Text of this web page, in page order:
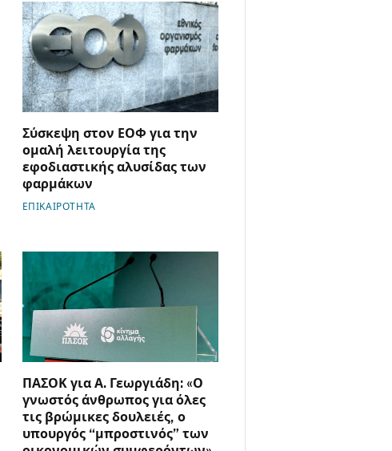
Σύσκεψη στον ΕΟΦ για την
ομαλή λειτουργία της
εφοδιαστικής αλυσίδας των
φαρμάκων
ΕΠΙΚΑΙΡΟΤΗΤΑ
ΠΑΣΟΚ για Α. Γεωργιάδη: «Ο
γνωστός άνθρωπος για όλες
τις βρώμικες δουλειές, ο
υπουργός “μπροστινός” των